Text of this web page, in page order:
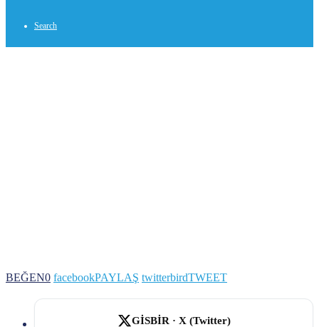
Search
BEĞEN0 facebookPAYLAŞ twitterbirdTWEET
GİSBİR · X (Twitter)